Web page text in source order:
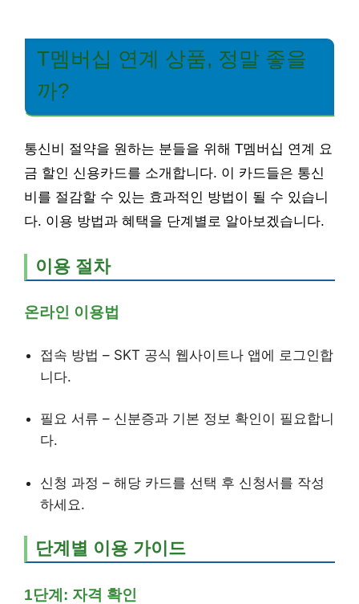
T멤버십 연계 상품, 정말 좋을
까?
통신비 절약을 원하는 분들을 위해 T멤버십 연계 요
금 할인 신용카드를 소개합니다. 이 카드들은 통신
비를 절감할 수 있는 효과적인 방법이 될 수 있습니
다. 이용 방법과 혜택을 단계별로 알아보겠습니다.
이용 절차
온라인 이용법
접속 방법 – SKT 공식 웹사이트나 앱에 로그인합
니다.
필요 서류 – 신분증과 기본 정보 확인이 필요합니
다.
신청 과정 – 해당 카드를 선택 후 신청서를 작성
하세요.
단계별 이용 가이드
1단계: 자격 확인